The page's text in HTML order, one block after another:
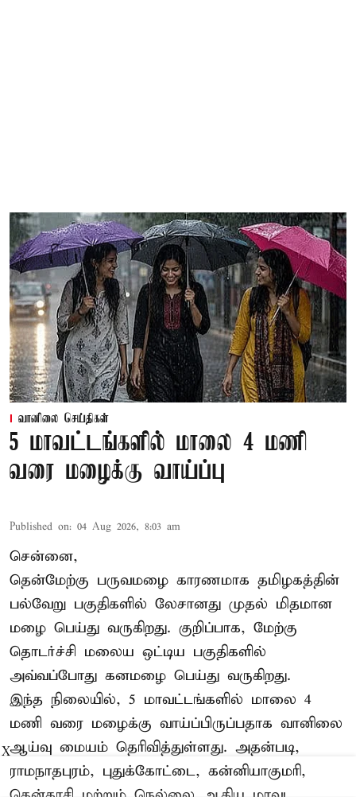
வானிலை செய்திகள்
5 மாவட்டங்களில் மாலை 4 மணி
வரை மழைக்கு வாய்ப்பு
Published on: 04 Aug 2026, 8:03 am
சென்னை,
தென்மேற்கு பருவமழை காரணமாக தமிழகத்தின்
பல்வேறு பகுதிகளில் லேசானது முதல் மிதமான
மழை பெய்து வருகிறது. குறிப்பாக, மேற்கு
தொடர்ச்சி மலைய ஒட்டிய பகுதிகளில்
அவ்வப்போது கனமழை பெய்து வருகிறது.
இந்த நிலையில், 5 மாவட்டங்களில் மாலை 4
மணி வரை மழைக்கு வாய்ப்பிருப்பதாக வானிலை
ஆய்வு மையம் தெரிவித்துள்ளது. அதன்படி,
ராமநாதபுரம், புதுக்கோட்டை, கன்னியாகுமரி,
X